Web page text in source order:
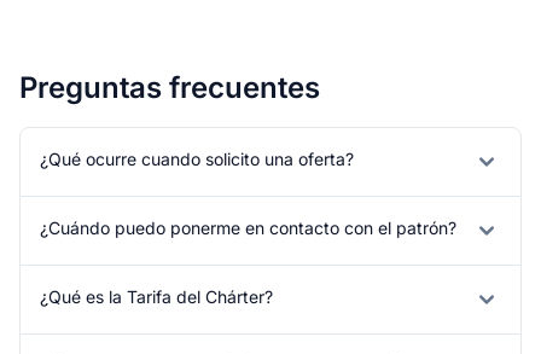
Preguntas frecuentes
¿Qué ocurre cuando solicito una oferta?
¿Cuándo puedo ponerme en contacto con el patrón?
¿Qué es la Tarifa del Chárter?